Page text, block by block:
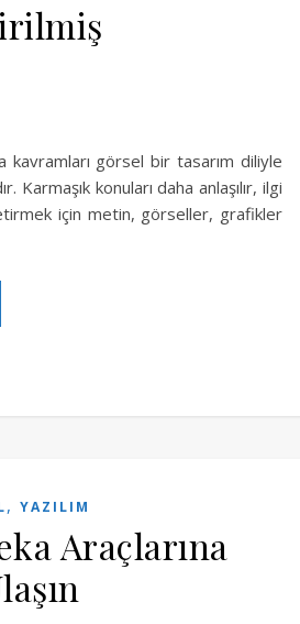
görsel bir tasarım diliyle
Karmaşık konuları daha anlaşılır, ilgi
için metin, görseller, grafikler
, YAZILIM
Araçlarına